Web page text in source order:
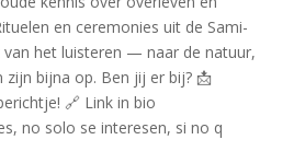
no solo se interesen, si no q